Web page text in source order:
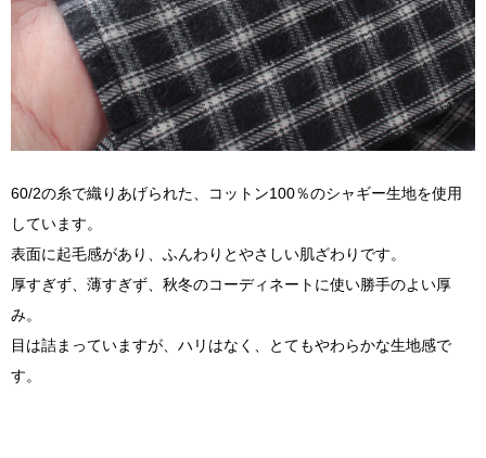
60/2の糸で織りあげられた、コットン100％のシャギー生地を使用
しています。
表面に起毛感があり、ふんわりとやさしい肌ざわりです。
厚すぎず、薄すぎず、秋冬のコーディネートに使い勝手のよい厚
み。
目は詰まっていますが、ハリはなく、とてもやわらかな生地感で
す。